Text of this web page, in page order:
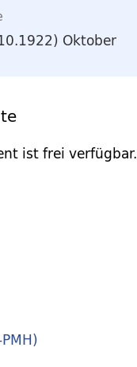
Oktober
ist frei verfügbar.